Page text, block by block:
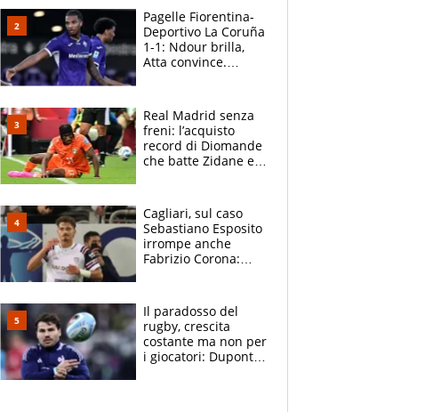
adesso
Pagelle Fiorentina-
Deportivo La Coruña
1-1: Ndour brilla,
Atta convince.
Real Madrid senza
freni: l’acquisto
record di Diomande
che batte Zidane e
Cagliari, sul caso
Sebastiano Esposito
irrompe anche
Fabrizio Corona:
prove”
Il paradosso del
rugby, crescita
costante ma non per
i giocatori: Dupont